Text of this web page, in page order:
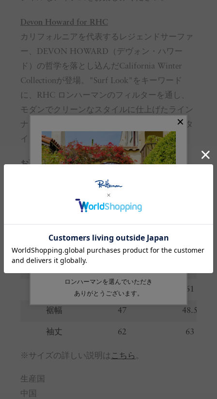
Devon Howard for RHC
カリフォルニアを代表するレジェンドサーファ
ー、DEVON HOWARD（デヴォン・ハワー
ド）の哲学を落とし込んだCalifornia Winter
Collectionが登場。"Surf Look"をキーワード
に、RHC ロンハーマンのフィルターを通し、
モダンでクリーンなスタイルに仕上げたライン
ナップは、アーバンからサーフまで様々なスタ
イリングをお楽しみいただけます。
お取り扱いのご注意
※ 購入前に必ずご確認ください
サイズ S M
着丈 70
60 61
裾幅 47 48.5
袖丈 62 63
※サイズの詳しい説明は こちら 。
生産国
中国